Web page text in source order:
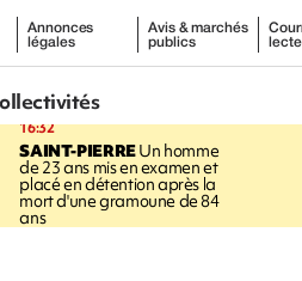
Annonces
légales
Avis & marchés
publics
16:32
SAINT-PIERREUn homme
de 23 ans mis en examen et
placé en détention après la
mort d'une gramoune de 84
ans